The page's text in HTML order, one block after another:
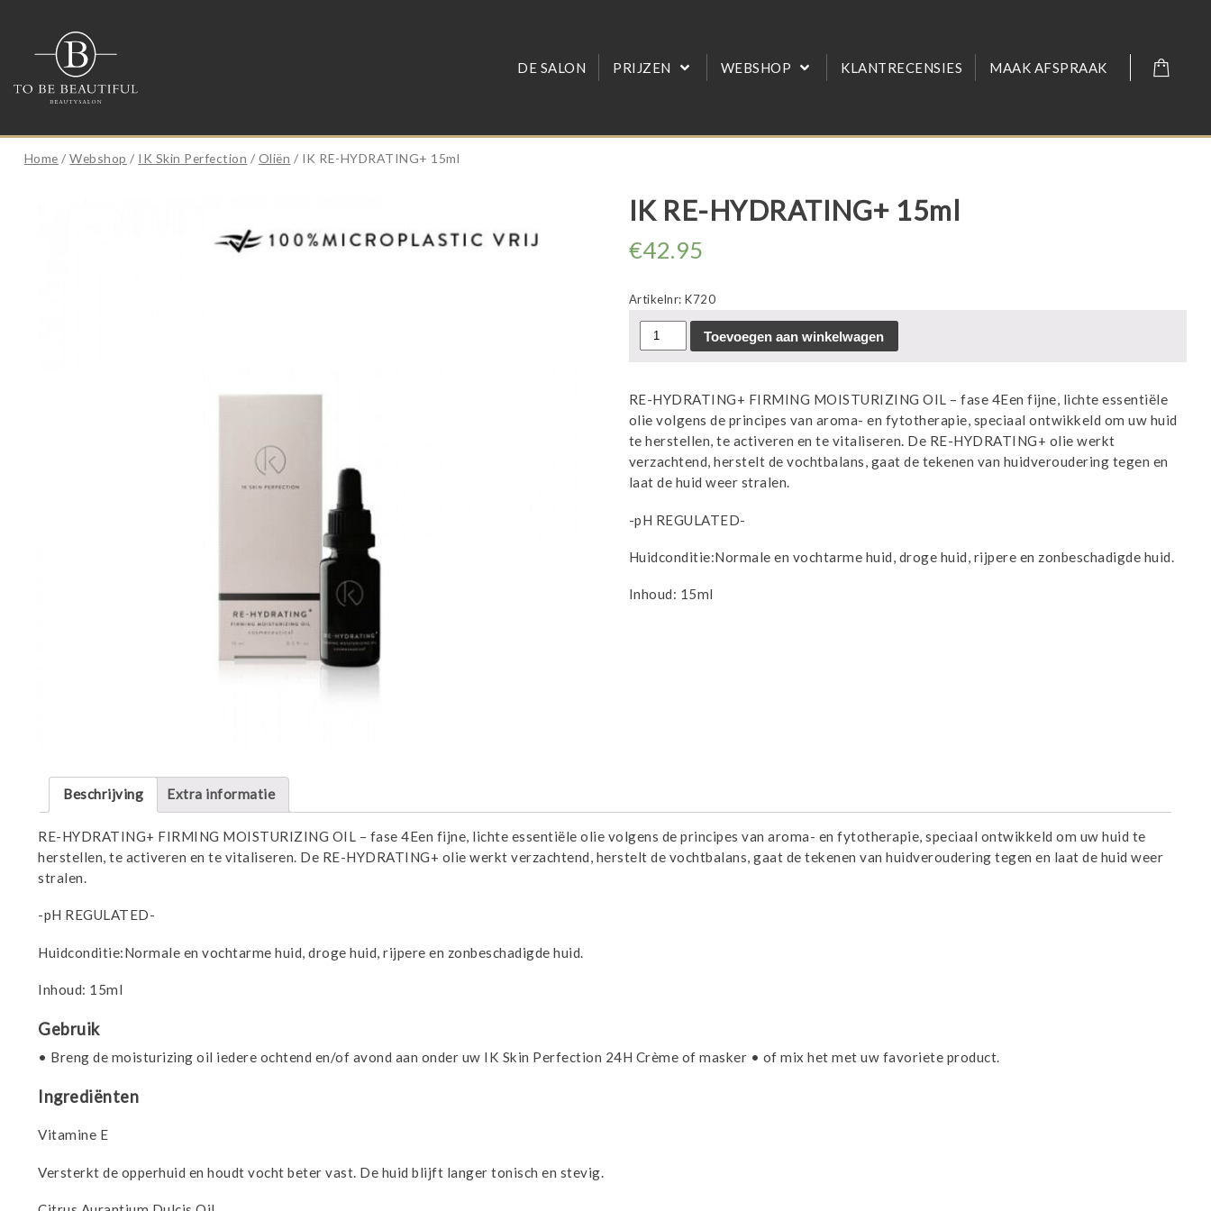
DE SALON PRIJZEN WEBSHOP KLANTRECENSIES MAAK AFSPRAAK
Home /Webshop / IK Skin Perfection / Oliën / IK RE-HYDRATING+ 15ml
IK RE-HYDRATING+ 15ml
€42.95
Artikelnr:K720
RE-
15ml
aantal
Toevoegen aan winkelwagen
RE-HYDRATING+ FIRMING MOISTURIZING OIL – fase 4Een fijne, lichte essentiële
olie volgens de principes van aroma- en fytotherapie, speciaal ontwikkeld om uw huid
te herstellen, te activeren en te vitaliseren. De RE-HYDRATING+ olie werkt
verzachtend, herstelt de vochtbalans, gaat de tekenen van huidveroudering tegen en
laat de huid weer stralen.
-pH REGULATED-
Huidconditie:Normale en vochtarme huid, droge huid, rijpere en zonbeschadigde huid.
Inhoud: 15ml
Beschrijving Extra informatie
RE-HYDRATING+ FIRMING MOISTURIZING OIL – fase 4Een fijne, lichte essentiële olie volgens de principes van aroma- en fytotherapie, speciaal ontwikkeld om uw huid te
herstellen, te activeren en te vitaliseren. De RE-HYDRATING+ olie werkt verzachtend, herstelt de vochtbalans, gaat de tekenen van huidveroudering tegen en laat de huid weer
stralen.
-pH REGULATED-
Huidconditie:Normale en vochtarme huid, droge huid, rijpere en zonbeschadigde huid.
Inhoud: 15ml
Gebruik
• Breng de moisturizing oil iedere ochtend en/of avond aan onder uw IK Skin Perfection 24H Crème of masker • of mix het met uw favoriete product.
Ingrediënten
Vitamine E
Versterkt de opperhuid en houdt vocht beter vast. De huid blijft langer tonisch en stevig.